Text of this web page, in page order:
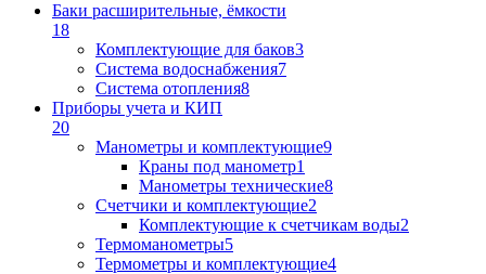
Баки расширительные, ёмкости
18
Комплектующие для баков3
Система водоснабжения7
Система отопления8
Приборы учета и КИП
20
Манометры и комплектующие9
Краны под манометр1
Манометры технические8
Счетчики и комплектующие2
Комплектующие к счетчикам воды2
Термоманометры5
Термометры и комплектующие4